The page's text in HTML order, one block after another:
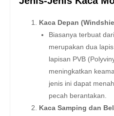
Kaca Depan
Biasanya terbuat
merupakan dua
lapisan PVB
meningkatkan
jenis ini dapat
pecah berantakan.
Kaca Samping dan